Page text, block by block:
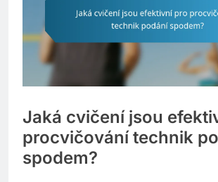
Jaká cvičení jsou
procvičování technik
spodem?